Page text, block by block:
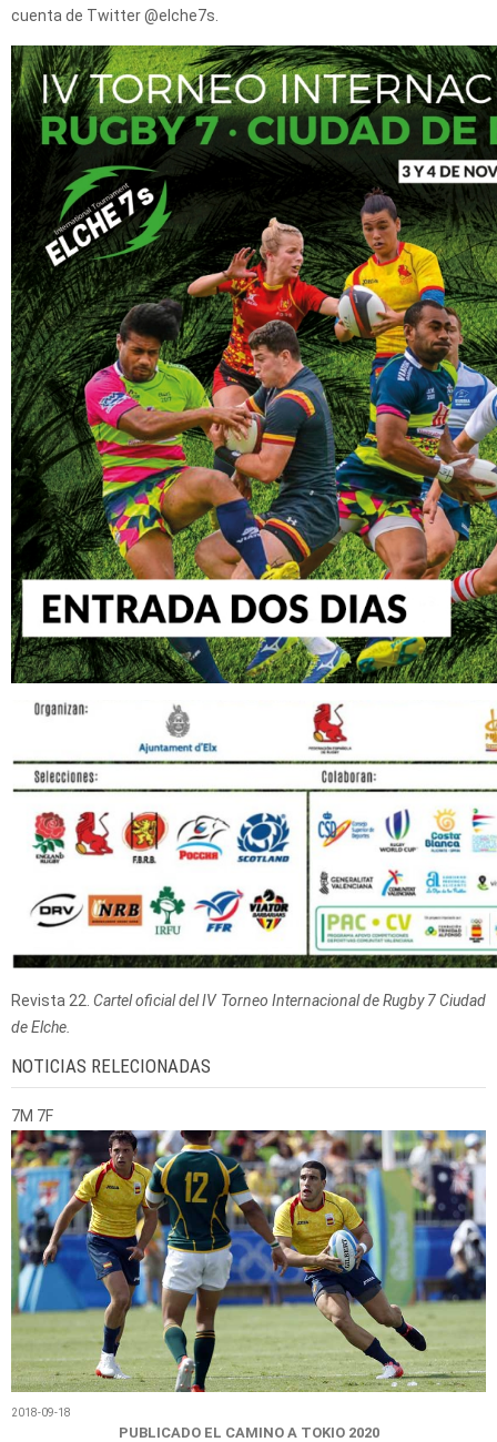
cuenta de Twitter @elche7s.
Revista 22.Cartel oficial del IV Torneo Internacional de Rugby 7 Ciudad
de Elche.
NOTICIAS RELECIONADAS
7M 7F
2018-09-18
PUBLICADO EL CAMINO A TOKIO 2020